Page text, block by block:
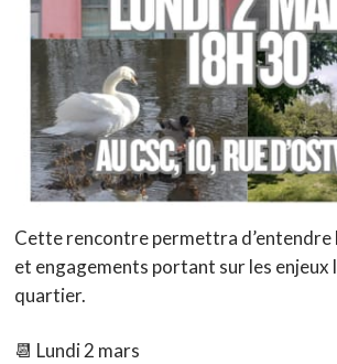
Cette rencontre permettra d’entendre
et engagements portant sur les enjeux
quartier.
📆 Lundi 2 mars